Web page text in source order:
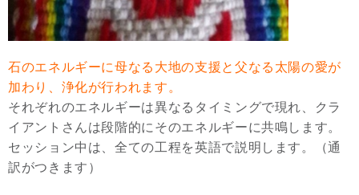
石のエネルギーに母なる大地の支援と父なる太陽の愛が
加わり、浄化が行われます。
それぞれのエネルギーは異なるタイミングで現れ、クラ
イアントさんは段階的にそのエネルギーに共鳴します。
セッション中は、全ての工程を英語で説明します。（通
訳がつきます）